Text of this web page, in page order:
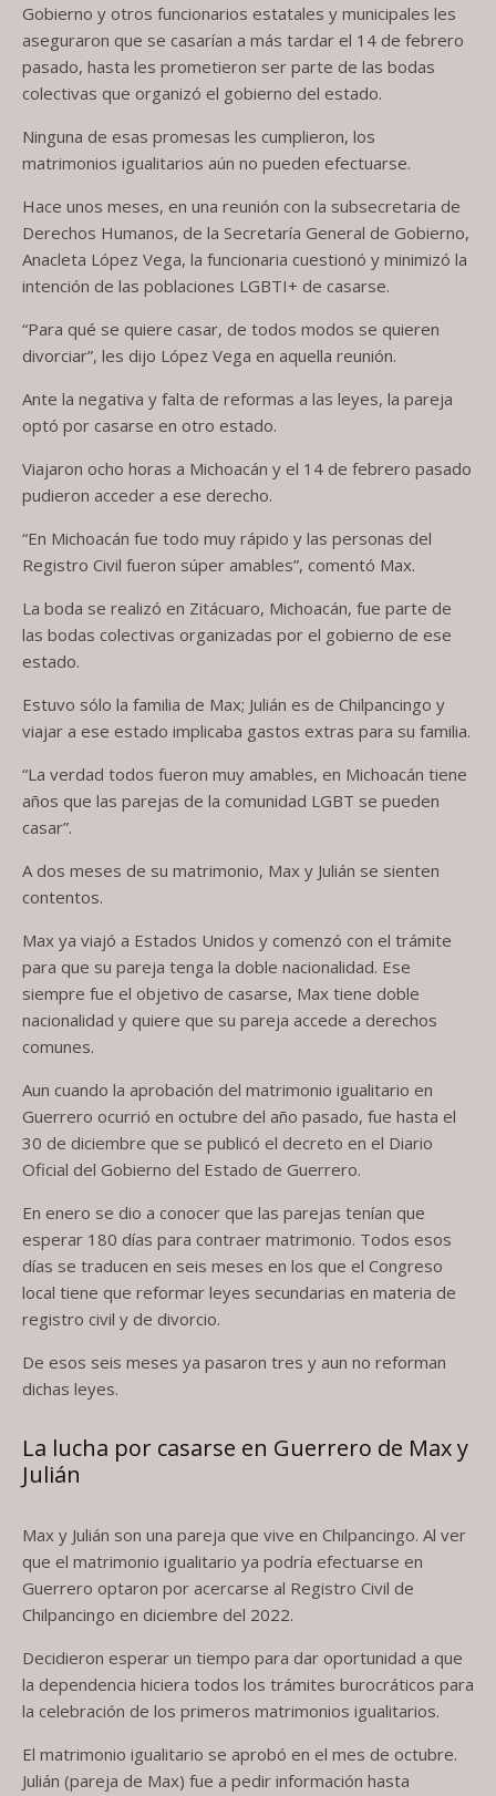
Gobierno y otros funcionarios estatales y municipales les
aseguraron que se casarían a más tardar el 14 de febrero
pasado, hasta les prometieron ser parte de las bodas
colectivas que organizó el gobierno del estado.
Ninguna de esas promesas les cumplieron, los
matrimonios igualitarios aún no pueden efectuarse.
Hace unos meses, en una reunión con la subsecretaria de
Derechos Humanos, de la Secretaría General de Gobierno,
Anacleta López Vega, la funcionaria cuestionó y minimizó la
intención de las poblaciones LGBTI+ de casarse.
“Para qué se quiere casar, de todos modos se quieren
divorciar”, les dijo López Vega en aquella reunión.
Ante la negativa y falta de reformas a las leyes, la pareja
optó por casarse en otro estado.
Viajaron ocho horas a Michoacán y el 14 de febrero pasado
pudieron acceder a ese derecho.
“En Michoacán fue todo muy rápido y las personas del
Registro Civil fueron súper amables”, comentó Max.
La boda se realizó en Zitácuaro, Michoacán, fue parte de
las bodas colectivas organizadas por el gobierno de ese
estado.
Estuvo sólo la familia de Max; Julián es de Chilpancingo y
viajar a ese estado implicaba gastos extras para su familia.
“La verdad todos fueron muy amables, en Michoacán tiene
años que las parejas de la comunidad LGBT se pueden
casar”.
A dos meses de su matrimonio, Max y Julián se sienten
contentos.
Max ya viajó a Estados Unidos y comenzó con el trámite
para que su pareja tenga la doble nacionalidad. Ese
siempre fue el objetivo de casarse, Max tiene doble
nacionalidad y quiere que su pareja accede a derechos
comunes.
Aun cuando la aprobación del matrimonio igualitario en
Guerrero ocurrió en octubre del año pasado, fue hasta el
30 de diciembre que se publicó el decreto en el Diario
Oficial del Gobierno del Estado de Guerrero.
En enero se dio a conocer que las parejas tenían que
esperar 180 días para contraer matrimonio. Todos esos
días se traducen en seis meses en los que el Congreso
local tiene que reformar leyes secundarias en materia de
registro civil y de divorcio.
De esos seis meses ya pasaron tres y aun no reforman
dichas leyes.
La lucha por casarse en Guerrero de Max y
Julián
Max y Julián son una pareja que vive en Chilpancingo. Al ver
que el matrimonio igualitario ya podría efectuarse en
Guerrero optaron por acercarse al Registro Civil de
Chilpancingo en diciembre del 2022.
Decidieron esperar un tiempo para dar oportunidad a que
la dependencia hiciera todos los trámites burocráticos para
la celebración de los primeros matrimonios igualitarios.
El matrimonio igualitario se aprobó en el mes de octubre.
Julián (pareja de Max) fue a pedir información hasta